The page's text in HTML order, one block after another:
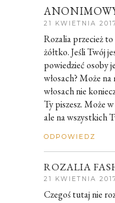
21 KWIETNIA
Rozalia przecież
żółtko. Jeśli Twój
powiedzieć osoby
włosach? Może na
włosach nie
Ty piszesz. Może
ale na wszystkich
ODPOWIEDZ
ROZALIA
21 KWIETNIA
Czegoś tutaj nie